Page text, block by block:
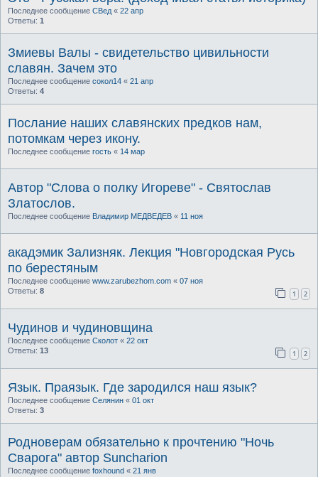
Последнее сообщение СВед « 22 апр
Ответы: 1
Змиевы Валы - свидетельство цивильности
славян. Зачем это
Последнее сообщение сокол14 « 21 апр
Ответы: 4
Послание наших славянских предков нам,
потомкам через икону.
Последнее сообщение гость « 14 мар
Автор "Слова о полку Игореве" - Святослав
Златослов.
Последнее сообщение Владимир МЕДВЕДЕВ « 11 ноя
акадэмик Зализняк. Лекция "Новгородская Русь
по берестяным
Последнее сообщение www.zarubezhom.com « 07 ноя
Ответы: 8 1 2
Чудинов и чудиновщина
Последнее сообщение Сколот « 22 окт
Ответы: 13 1 2
Язык. Праязык. Где зародился наш язык?
Последнее сообщение Селянин « 01 окт
Ответы: 3
Родноверам обязательно к прочтению "Ночь
Сварога" автор Suncharion
Последнее сообщение foxhound « 21 янв